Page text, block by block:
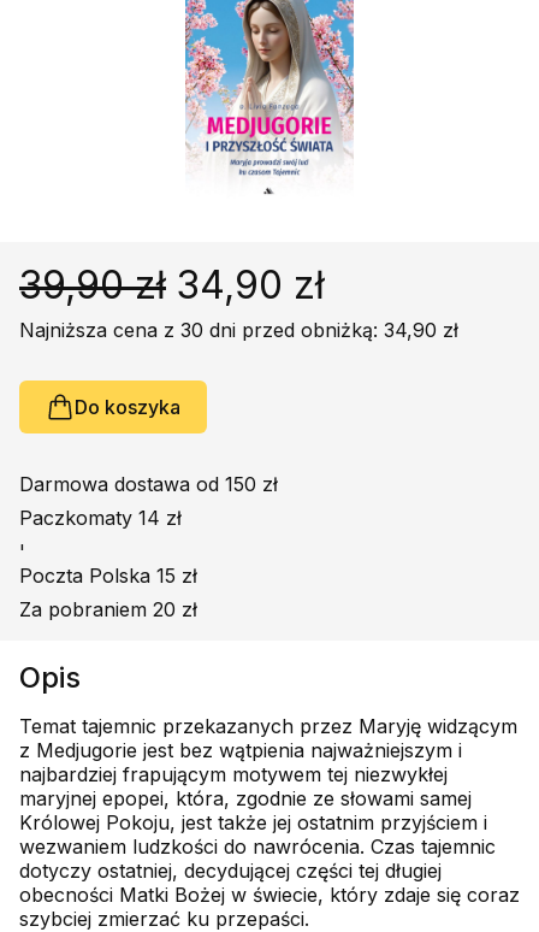
Książki obcojęzyczne
Poradniki, leksykony...
Podręczniki szkolne
Promocja
39,90 zł 34,90 zł
Najniższa cena z 30 dni przed obniżką: 34,90 zł
Do koszyka
Darmowa dostawa od 150 zł
Paczkomaty 14 zł
'
Poczta Polska 15 zł
Za pobraniem 20 zł
Opis
Temat tajemnic przekazanych przez Maryję widzącym
z Medjugorie jest bez wątpienia najważniejszym i
najbardziej frapującym motywem tej niezwykłej
maryjnej epopei, która, zgodnie ze słowami samej
Królowej Pokoju, jest także jej ostatnim przyjściem i
wezwaniem ludzkości do nawrócenia. Czas tajemnic
dotyczy ostatniej, decydującej części tej długiej
obecności Matki Bożej w świecie, który zdaje się coraz
szybciej zmierzać ku przepaści.